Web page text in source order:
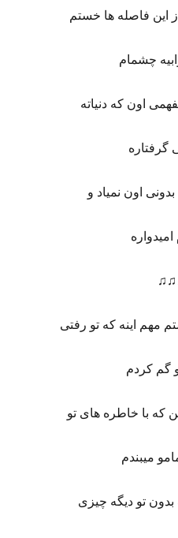
این فاصله ها خستم
چشمام
اون که دنیاته
گرفتاره
اون نمیاد و
مهم اینه که تو رفتی
گم کردم
که با خاطره های تو
میبندم
بدون تو دیگه چیزی